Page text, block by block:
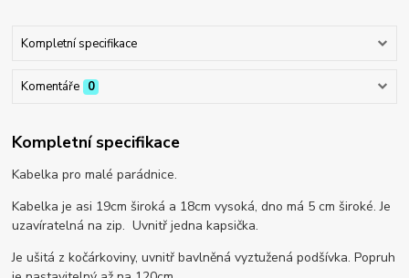
Kompletní specifikace
Komentáře 0
Kompletní specifikace
Kabelka pro malé parádnice.
Kabelka je asi 19cm široká a 18cm vysoká, dno má 5 cm široké. Je
uzavíratelná na zip. Uvnitř jedna kapsička.
Je ušitá z kočárkoviny, uvnitř bavlněná vyztužená podšívka. Popruh